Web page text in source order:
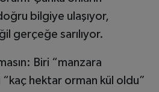
bilgiye ulaşıyor,
gerçeğe sarılıyor.
Biri “manzara
hektar orman kül oldu”